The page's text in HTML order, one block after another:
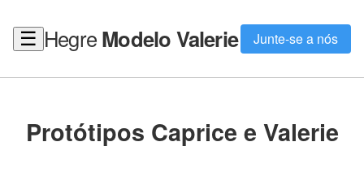
☰ HegreModelo Valerie Junte-se a nós
Protótipos Caprice e Valerie